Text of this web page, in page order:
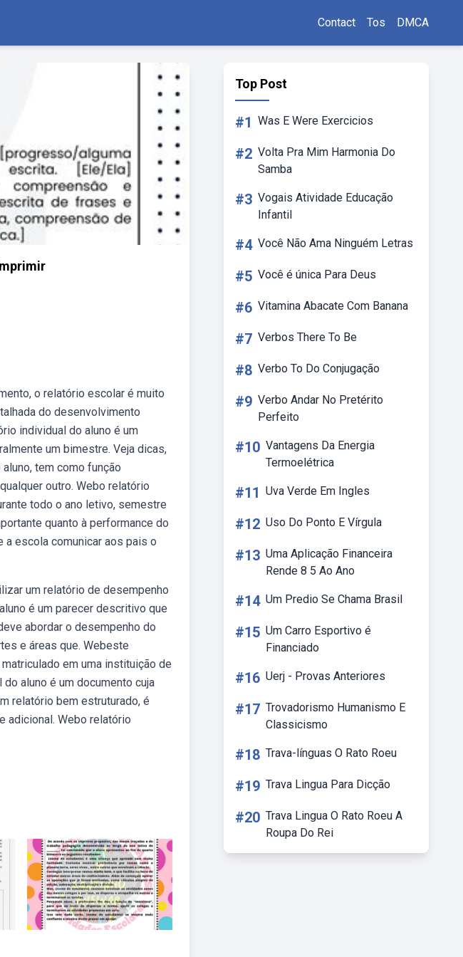
Contact Tos DMCA
o relatório escolar é muito
do desenvolvimento
individual do aluno é um
um bimestre. Veja dicas,
tem como função
outro. Webo relatório
todo o ano letivo, semestre
quanto à performance do
a escola comunicar aos pais o
um relatório de desempenho
é um parecer descritivo que
abordar o desempenho do
e áreas que. Webeste
em uma instituição de
aluno é um documento cuja
relatório bem estruturado, é
adicional. Webo relatório
Top Post
#1 Was E Were Exercicios
#2 Volta Pra Mim Harmonia Do
Samba
#3 Vogais Atividade Educação
Infantil
#4 Você Não Ama Ninguém Letras
#5 Você é única Para Deus
#6 Vitamina Abacate Com Banana
#7 Verbos There To Be
#8 Verbo To Do Conjugação
#9 Verbo Andar No Pretérito
Perfeito
#10 Vantagens Da Energia
Termoelétrica
#11 Uva Verde Em Ingles
#12 Uso Do Ponto E Vírgula
#13 Uma Aplicação Financeira
Rende 8 5 Ao Ano
#14 Um Predio Se Chama Brasil
#15 Um Carro Esportivo é
Financiado
#16 Uerj - Provas Anteriores
#17 Trovadorismo Humanismo E
Classicismo
#18 Trava-línguas O Rato Roeu
#19 Trava Lingua Para Dicção
#20 Trava Lingua O Rato Roeu A
Roupa Do Rei